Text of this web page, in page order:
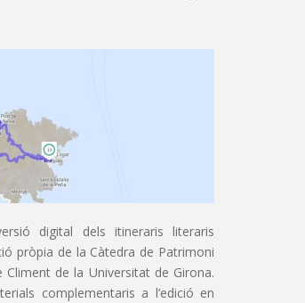
digital dels itineraris literaris
pròpia de la Càtedra de Patrimoni
de la Universitat de Girona.
complementaris a l’edició en